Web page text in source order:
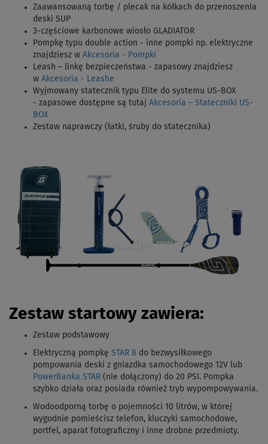
Zaawansowaną torbę / plecak na kółkach do przenoszenia
deski SUP
3-częściowe karbonowe wiosło GLADIATOR
Pompkę typu double action - inne pompki np. elektryczne
znajdziesz w Akcesoria - Pompki
Leash – linkę bezpieczeństwa - zapasowy znajdziesz
w Akcesoria - Leashe
Wyjmowany statecznik typu Elite do systemu US-BOX
- zapasowe dostępne są tutaj Akcesoria – Stateczniki US-
BOX
Zestaw naprawczy (łatki, śruby do statecznika)
Zestaw startowy zawiera:
Zestaw podstawowy
Elektryczną pompkę STAR 8 do bezwysiłkowego
pompowania deski z gniazdka samochodowego 12V lub
PowerBanka STAR (nie dołączony) do 20 PSI. Pompka
szybko działa oraz posiada również tryb wypompowywania.
Wodoodporną torbę o pojemności 10 litrów, w której
wygodnie pomieścisz telefon, kluczyki samochodowe,
portfel, aparat fotograficzny i inne drobne przedmioty.